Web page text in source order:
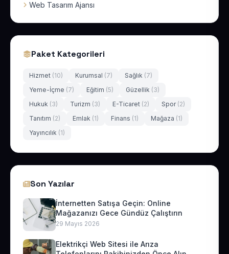
Web Tasarım Ajansı
Paket Kategorileri
Hizmet (10) Kurumsal (7) Sağlık (7)
Yeme-İçme (7) Eğitim (5) Güzellik (3)
Hukuk (3) Turizm (3) E-Ticaret (2) Spor (2)
Tanıtım (2) Emlak (1) Finans (1) Mağaza (1)
Yayıncılık (1)
Son Yazılar
İnternetten Satışa Geçin: Online
Mağazanızı Gece Gündüz Çalıştırın
29 Mayıs 2026
Elektrikçi Web Sitesi ile Arıza